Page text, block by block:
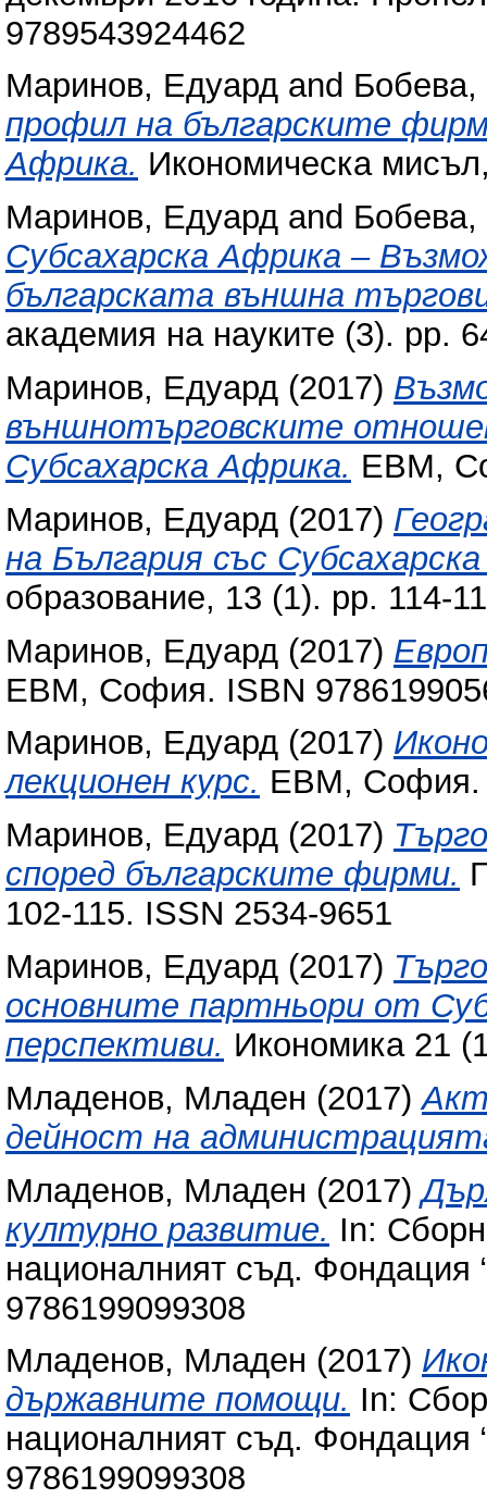
9789543924462
Маринов, Едуард and
профил на българските
Африка. Икономическа
Маринов, Едуард and
Субсахарска Африка –
българската външна
академия на науките (3). pp.
Маринов, Едуард (2017)
външнотърговските
Субсахарска Африка. ЕВМ,
Маринов, Едуард (2017)
на България със
образование, 13 (1). pp. 114-
Маринов, Едуард (2017)
ЕВМ, София. ISBN
Маринов, Едуард (2017)
лекционен курс. ЕВМ, София.
Маринов, Едуард (2017)
според българските фирми.
102-115. ISSN 2534-9651
Маринов, Едуард (2017)
основните партньори от
перспективи. Икономика 21
Младенов, Младен (2017)
дейност на
Младенов, Младен (2017)
културно развитие. In:
националният съд.
9786199099308
Младенов, Младен (2017)
държавните помощи. In:
националният съд.
9786199099308